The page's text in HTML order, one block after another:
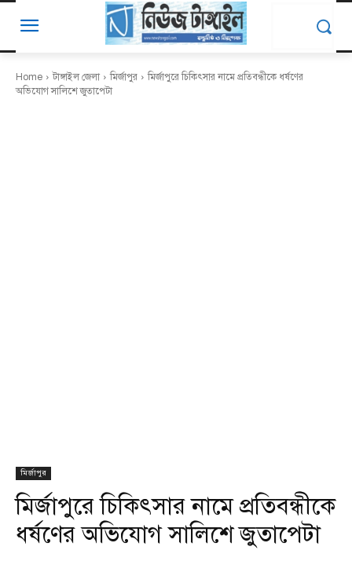
Home টাঙ্গাইল জেলা মির্জাপুর
মির্জাপুরে চিকিৎসার নামে প্রতিবন্ধীকে ধর্ষণের
অভিযোগ সালিশে জুতাপেটা
মির্জাপুর
মির্জাপুরে চিকিৎসার নামে প্রতিবন্ধীকে
ধর্ষণের অভিযোগ সালিশে জুতাপেটা